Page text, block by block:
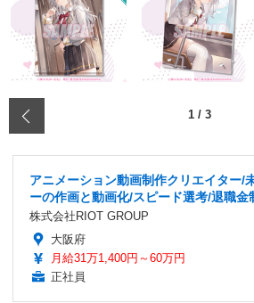
1 / 3
アニメーション動画制作クリエイター/
ーの作画と動画化/スピード選考/退職金
株式会社RIOT GROUP
大阪府
月給31万1,400円～60万円
正社員